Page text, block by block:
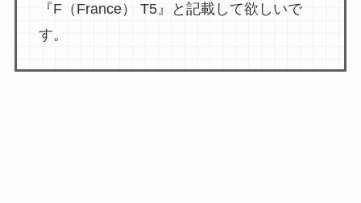
『F（France） T5』と記載して欲しいで
す。